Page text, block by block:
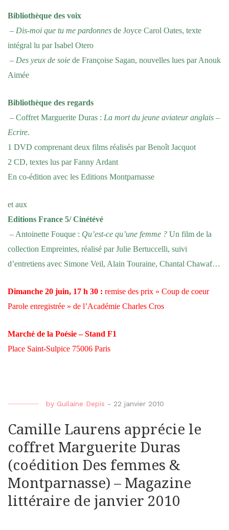
Bibliothèque des voix
– Dis-moi que tu me pardonnes de Joyce Carol Oates, texte
intégral lu par Isabel Otero
– Des yeux de soie de Françoise Sagan, nouvelles lues par Anouk
Aimée
Bibliothèque des regards
– Coffret Marguerite Duras : La mort du jeune aviateur anglais –
Ecrire.
1 DVD comprenant deux films réalisés par Benoît Jacquot
2 CD, textes lus par Fanny Ardant
En co-édition avec les Editions Montparnasse
et aux
Editions France 5/ Cinétévé
– Antoinette Fouque : Qu’est-ce qu’une femme ? Un film de la
collection Empreintes, réalisé par Julie Bertuccelli, suivi
d’entretiens avec Simone Veil, Alain Touraine, Chantal Chawaf…
Dimanche 20 juin, 17 h 30 : remise des prix « Coup de coeur
Parole enregistrée » de l’Académie Charles Cros
Marché de la Poésie – Stand F1
Place Saint-Sulpice 75006 Paris
by Guilaine Depis - 22 janvier 2010
Camille Laurens apprécie le
coffret Marguerite Duras
(coédition Des femmes &
Montparnasse) – Magazine
littéraire de janvier 2010